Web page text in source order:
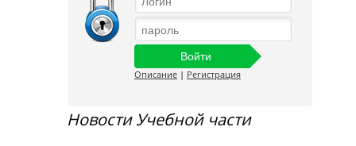
Описание | Регистрация
Новости Учебной части